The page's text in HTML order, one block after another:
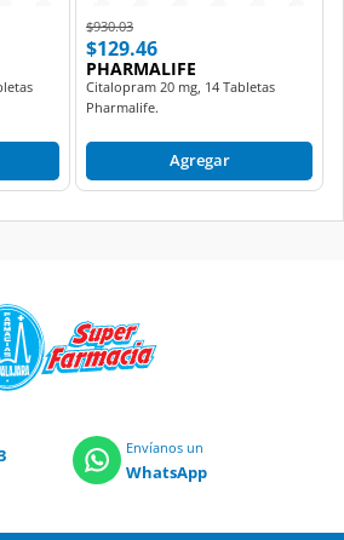
Price reduced from
$930.03to
$129.46
PHARMALIFE
Citalopram 20 mg, 14 Tabletas
Pharmalife.
Agregar
Envíanos un
WhatsApp